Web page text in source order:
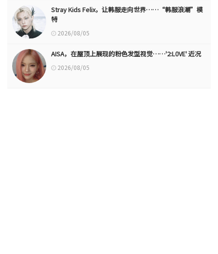
Stray Kids Felix，让韩服走向世界……“韩服浪潮”模
特
2026/08/05
AISA，在屋顶上展现的粉色发型视觉……'2:L0VE' 近况
2026/08/05